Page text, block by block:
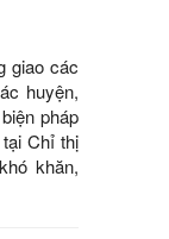
giao các
huyện,
pháp
Chỉ thị
khăn,